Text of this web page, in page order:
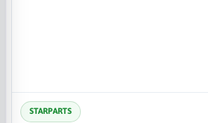
STARPARTS